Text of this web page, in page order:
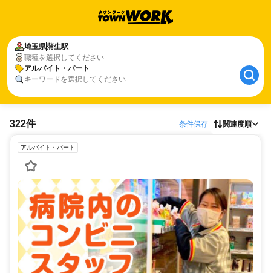
埼玉県蒲生駅
職種を選択してください
アルバイト・パート
キーワードを選択してください
322件 条件保存 関連度順
アルバイト・パート